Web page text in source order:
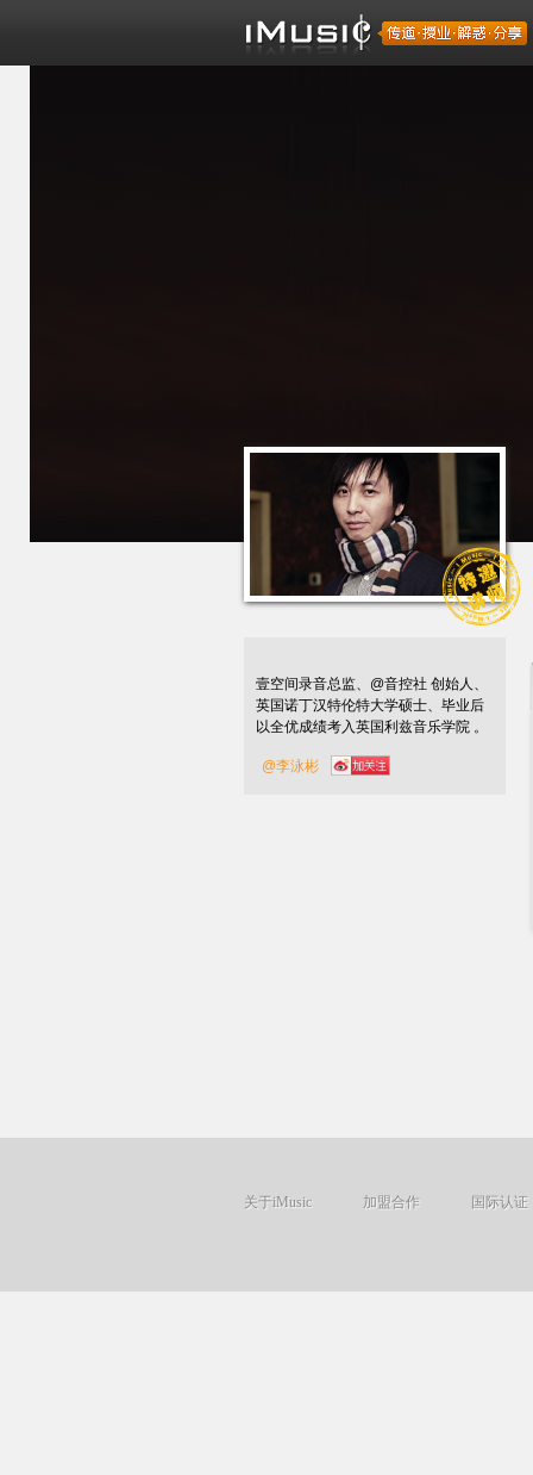
壹空间录音总监、@音控社 创始人、
英国诺丁汉特伦特大学硕士、毕业后
以全优成绩考入英国利兹音乐学院 。
@李泳彬
关于iMusic 加盟合作 国际认证